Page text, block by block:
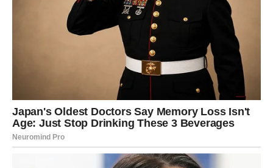
usred kritike može poslužiti kao inspiracija mnogima koji se
bore sa sličnim situacijama.